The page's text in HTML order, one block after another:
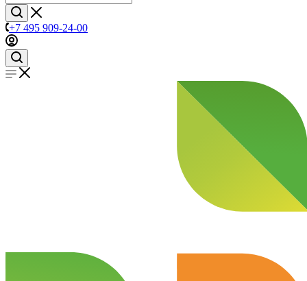
+7 495 909-24-00